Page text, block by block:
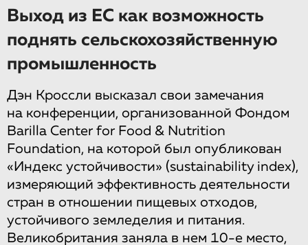
Выход из ЕС как возможность
поднять сельскохозяйственную
промышленность
Дэн Кроссли высказал свои замечания
на конференции, организованной Фондом
Barilla Center for Food & Nutrition
Foundation, на которой был опубликован
«Индекс устойчивости» (sustainability index),
измеряющий эффективность деятельности
стран в отношении пищевых отходов,
устойчивого земледелия и питания.
Великобритания заняла в нем 10-е место,